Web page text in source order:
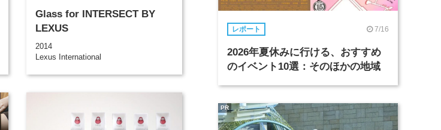
Glass for INTERSECT BY
LEXUS
2014
Lexus International
レポート 7/16
2026年夏休みに行ける、おすすめ
のイベント10選：そのほかの地域
PR